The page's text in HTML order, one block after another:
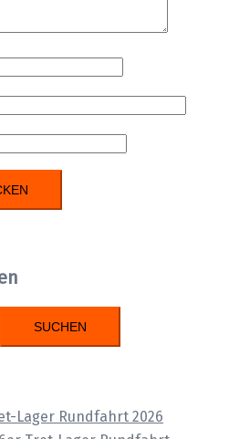
Lager Rundfahrt 2026